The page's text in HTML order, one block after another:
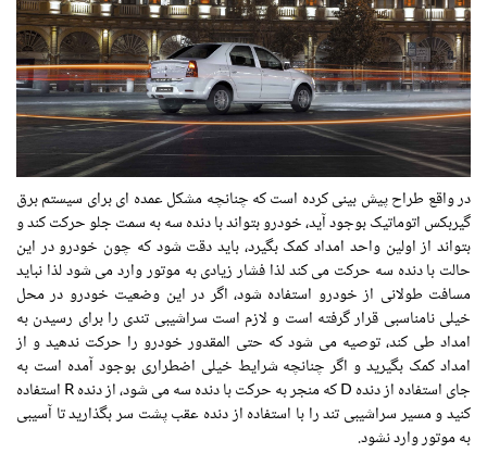
در واقع طراح پیش بینی کرده است که چنانچه مشکل عمده ای برای سیستم برق
گیربکس اتوماتیک بوجود آید، خودرو بتواند با دنده سه به سمت جلو حرکت کند و
بتواند از اولین واحد امداد کمک بگیرد، باید دقت شود که چون خودرو در این
حالت با دنده سه حرکت می کند لذا فشار زیادی به موتور وارد می شود لذا نباید
مسافت طولانی از خودرو استفاده شود، اگر در این وضعیت خودرو در محل
خیلی نامناسبی قرار گرفته است و لازم است سراشیبی تندی را برای رسیدن به
امداد طی کند، توصیه می شود که حتی المقدور خودرو را حرکت ندهید و از
امداد کمک بگیرید و اگر چنانچه شرایط خیلی اضطراری بوجود آمده است به
جای استفاده از دنده D که منجر به حرکت با دنده سه می شود، از دنده R استفاده
کنید و مسیر سراشیبی تند را با استفاده از دنده عقب پشت سر بگذارید تا آسیبی
به موتور وارد نشود.